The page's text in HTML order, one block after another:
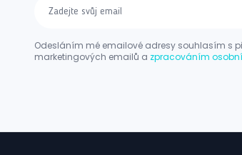
Odesláním mé emailové adresy souhlasím s
marketingových emailů a zpracováním